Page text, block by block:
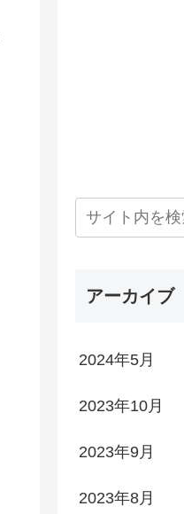
アーカイブ
2024年5月
2023年10月
2023年9月
2023年8月